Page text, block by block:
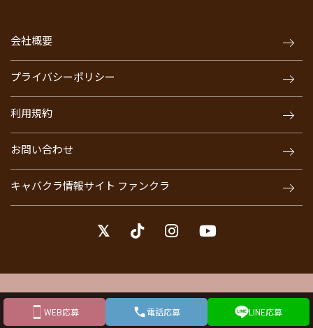
WEB応募 電話応募 LINE応募
会社概要
プライバシーポリシー
利用規約
お問い合わせ
キャバクラ情報サイト ファンクラ
© JOB CHALLE. ALL Rights Reserved.